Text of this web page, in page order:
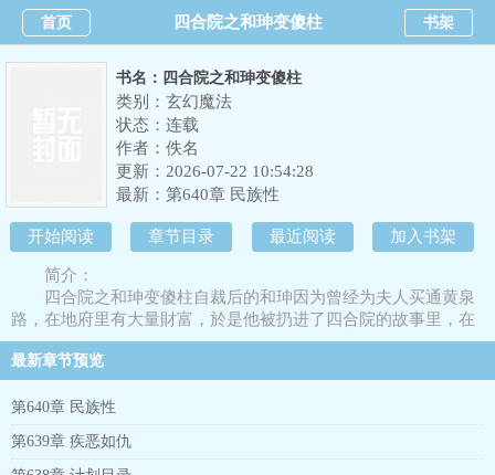
首页 四合院之和珅变傻柱 书架
书名：四合院之和珅变傻柱
类别：玄幻魔法
状态：连载
作者： 佚名
更新：2026-07-22 10:54:28
最新： 第640章 民族性
开始阅读 章节目录 最近阅读 加入书架
简介：
四合院之和珅变傻柱自裁后的和珅因为曾经为夫人买通黄泉
路，在地府里有大量財富，於是他被扔进了四合院的故事里，在
何大清准备和白寡妇离开之前！在一九五零，看重回十五岁，到
达新副本的何大人该如何应对新的人生。
最新章节预览
第640章 民族性
第639章 疾恶如仇